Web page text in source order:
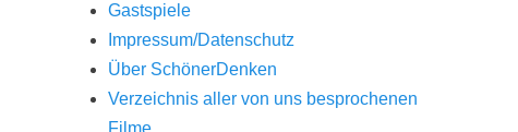
Gastspiele
Impressum/Datenschutz
Über SchönerDenken
Verzeichnis aller von uns besprochenen
Filme